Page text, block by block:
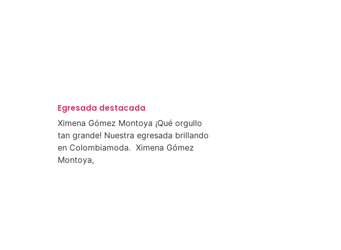
Egresada destacada
Ximena Gómez Montoya ¡Qué orgullo
tan grande! Nuestra egresada brillando
en Colombiamoda. Ximena Gómez
Montoya,